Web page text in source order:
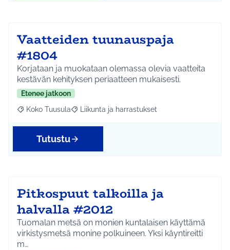
Vaatteiden tuunauspaja
#1804
Korjataan ja muokataan olemassa olevia vaatteita
kestävän kehityksen periaatteen mukaisesti.
Etenee jatkoon
Rajaa tulokset aihepiirin mukaan: Koko Tuusula
Koko Tuusula Rajaa tulokset teeman mukaan: Liikunta ja
Liikunta ja harrastukset
Tutustu
Pitkospuut talkoilla ja
halvalla #2012
Tuomalan metsä on monien kuntalaisen käyttämä
virkistysmetsä monine polkuineen. Yksi käyntireitti
m…